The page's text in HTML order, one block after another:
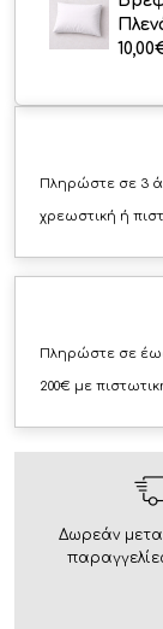
10,00
Πληρώστε σε 3
χρεωστική ή
Πληρώστε σε
200€ με
Δωρεάν